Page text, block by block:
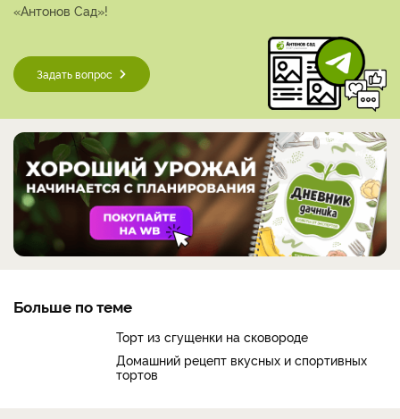
«Антонов Сад»!
Задать вопрос
Больше по теме
Торт из сгущенки на сковороде
Домашний рецепт вкусных и спортивных
тортов